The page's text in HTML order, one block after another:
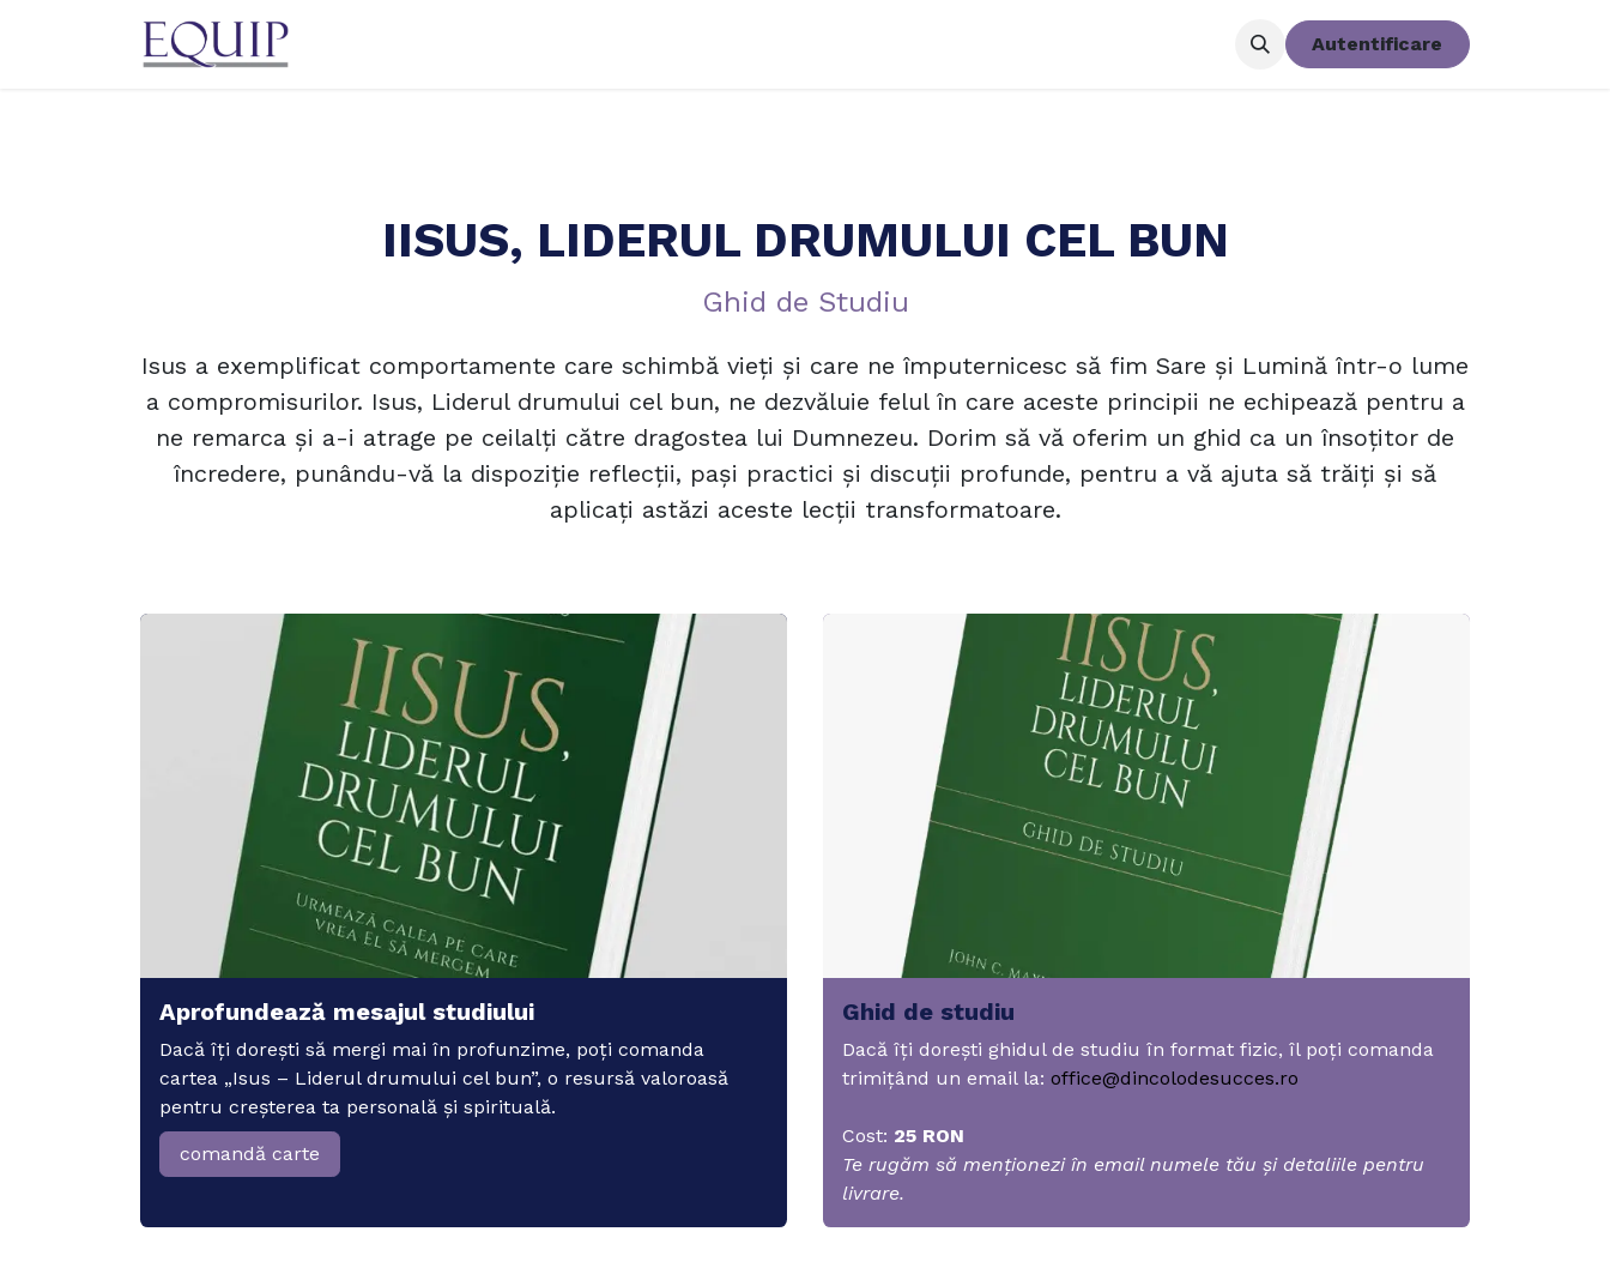
Autentificare
IISUS, LIDERUL DRUMULUI CEL BUN
Ghid de Studiu
Isus a exemplificat comportamente care schimbă vieți și care ne împuternicesc să fim Sare și Lumină într-o lume
a compromisurilor. Isus, Liderul drumului cel bun, ne dezvăluie felul în care aceste principii ne echipează pentru a
ne remarca și a-i atrage pe ceilalți către dragostea lui Dumnezeu. Dorim să vă oferim un ghid ca un însoțitor de
încredere, punându-vă la dispoziție reflecții, pași practici și discuții profunde, pentru a vă ajuta să trăiți și să
aplicați astăzi aceste lecții transformatoare.
Aprofundează mesajul studiului
Dacă îți dorești să mergi mai în profunzime, poți comanda
cartea „Isus – Liderul drumului cel bun”, o resursă valoroasă
pentru creșterea ta personală și spirituală.
comandă carte
Ghid de studiu
Dacă îți dorești ghidul de studiu în format fizic, îl poți comanda
trimițând un email la: office@dincolodesucces.ro
Cost: 25 RON
Te rugăm să menționezi în email numele tău și detaliile pentru
livrare.